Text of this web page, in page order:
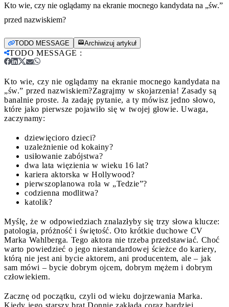
Kto wie, czy nie oglądamy na ekranie mocnego kandydata na „św.”
przed nazwiskiem?
TODO MESSAGE Archiwizuj artykuł
TODO MESSAGE :
Kto wie, czy nie oglądamy na ekranie mocnego kandydata na
„św.” przed nazwiskiem?Zagrajmy w skojarzenia! Zasady są
banalnie proste. Ja zadaję pytanie, a ty mówisz jedno słowo,
które jako pierwsze pojawiło się w twojej głowie. Uwaga,
zaczynamy:
dziewięcioro dzieci?
uzależnienie od kokainy?
usiłowanie zabójstwa?
dwa lata więzienia w wieku 16 lat?
kariera aktorska w Hollywood?
pierwszoplanowa rola w „Tedzie”?
codzienna modlitwa?
katolik?
Myślę, że w odpowiedziach znalazłyby się trzy słowa klucze:
patologia, próżność i świętość. Oto krótkie duchowe CV
Marka Wahlberga. Tego aktora nie trzeba przedstawiać. Choć
warto powiedzieć o jego niestandardowej ścieżce do kariery,
którą nie jest ani bycie aktorem, ani producentem, ale – jak
sam mówi – bycie dobrym ojcem, dobrym mężem i dobrym
człowiekiem.
Zacznę od początku, czyli od wieku dojrzewania Marka.
Kiedy jego starszy brat Donnie zakłada coraz bardziej